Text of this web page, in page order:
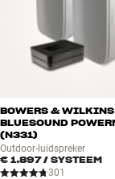
BOWERS & WILKINS
BLUESOUND
(N331)
Outdoor-luidspreker
€ 1.897/ SYSTEEM
301